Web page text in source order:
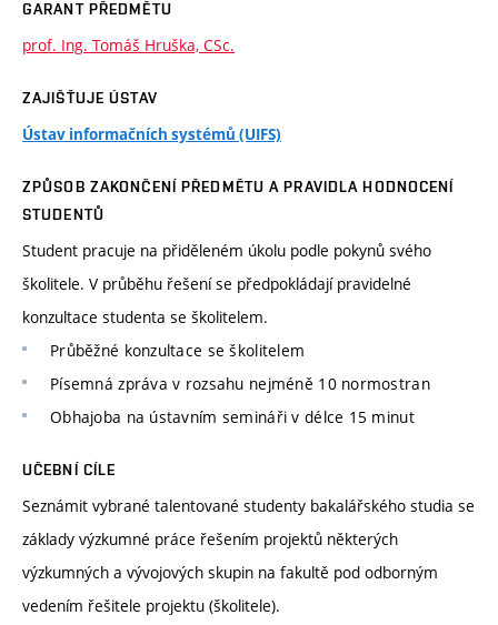
GARANT PŘEDMĚTU
prof. Ing. Tomáš Hruška, CSc.
ZAJIŠŤUJE ÚSTAV
Ústav informačních systémů (UIFS)
ZPŮSOB ZAKONČENÍ PŘEDMĚTU A PRAVIDLA HODNOCENÍ
STUDENTŮ
Student pracuje na přiděleném úkolu podle pokynů svého
školitele. V průběhu řešení se předpokládají pravidelné
konzultace studenta se školitelem.
Průběžné konzultace se školitelem
Písemná zpráva v rozsahu nejméně 10 normostran
Obhajoba na ústavním semináři v délce 15 minut
UČEBNÍ CÍLE
Seznámit vybrané talentované studenty bakalářského studia se
základy výzkumné práce řešením projektů některých
výzkumných a vývojových skupin na fakultě pod odborným
vedením řešitele projektu (školitele).